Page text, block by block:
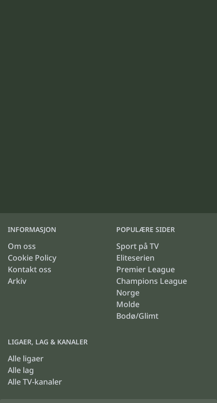
INFORMASJON
Om oss
Cookie Policy
Kontakt oss
Arkiv
POPULÆRE SIDER
Sport på TV
Eliteserien
Premier League
Champions League
Norge
Molde
Bodø/Glimt
LIGAER, LAG & KANALER
Alle ligaer
Alle lag
Alle TV-kanaler